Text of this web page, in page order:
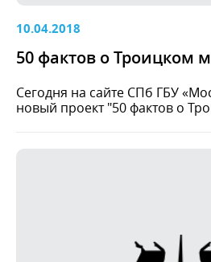
10.04.2018
50 фактов о Троицком
Сегодня на сайте СПб ГБУ
новый проект "50 фактов о